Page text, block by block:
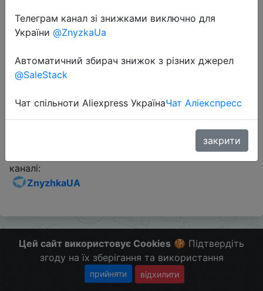
Промокод:
Слідкуйте за знижками на мобільному, в телеграм
каналі:
ZnyzhkaUA
Цей сайт використовує Cookies 🍪 Підтвердіть
згоду на їх зберігання та використання
прийняти відхилити
Телеграм канал зі знижками виключно для
України @ZnyzkaUa
Автоматичний збирач знижок з різних джерел
@SaleStack
Чат спільноти Aliexpress УкраїнаЧат Аліекспресс
закрити